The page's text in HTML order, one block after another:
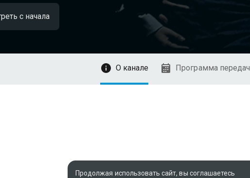
с начала
О канале Программа передач
Продолжая использовать сайт, вы соглашаетесь